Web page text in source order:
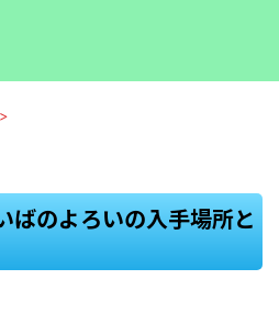
>
ばのよろいの入手場所と